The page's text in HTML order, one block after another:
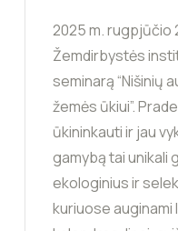
2025 m. rugpjūčio
Žemdirbystės
seminarą “Nišinių
žemės ūkiui”.
ūkininkauti ir jau
gamybą tai unikali
ekologinius ir
kuriuose auginami